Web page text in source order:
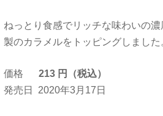
ねっとり食感でリッチな味わいの
製のカラメルをトッピングしました
価格
213 円（税込）
発売日
2020年3月17日
増量 ファミマ・ザ・クレー
チョコ